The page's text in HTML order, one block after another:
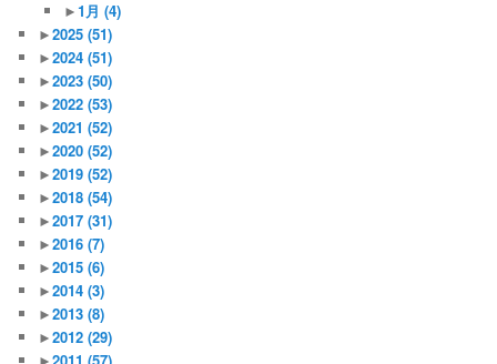
►1月 (4)
►2025(51)
►2024(51)
►2023(50)
►2022(53)
►2021(52)
►2020(52)
►2019(52)
►2018(54)
►2017(31)
►2016(7)
►2015(6)
►2014(3)
►2013(8)
►2012(29)